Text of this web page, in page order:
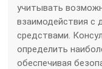
учитывать
взаимодействия с
средствами.
определить
обеспечивая